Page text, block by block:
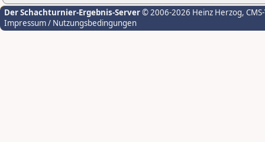
Der Schachturnier-Ergebnis-Server© 2006-2026 Heinz Herzog,
Impressum / Nutzungsbedingungen